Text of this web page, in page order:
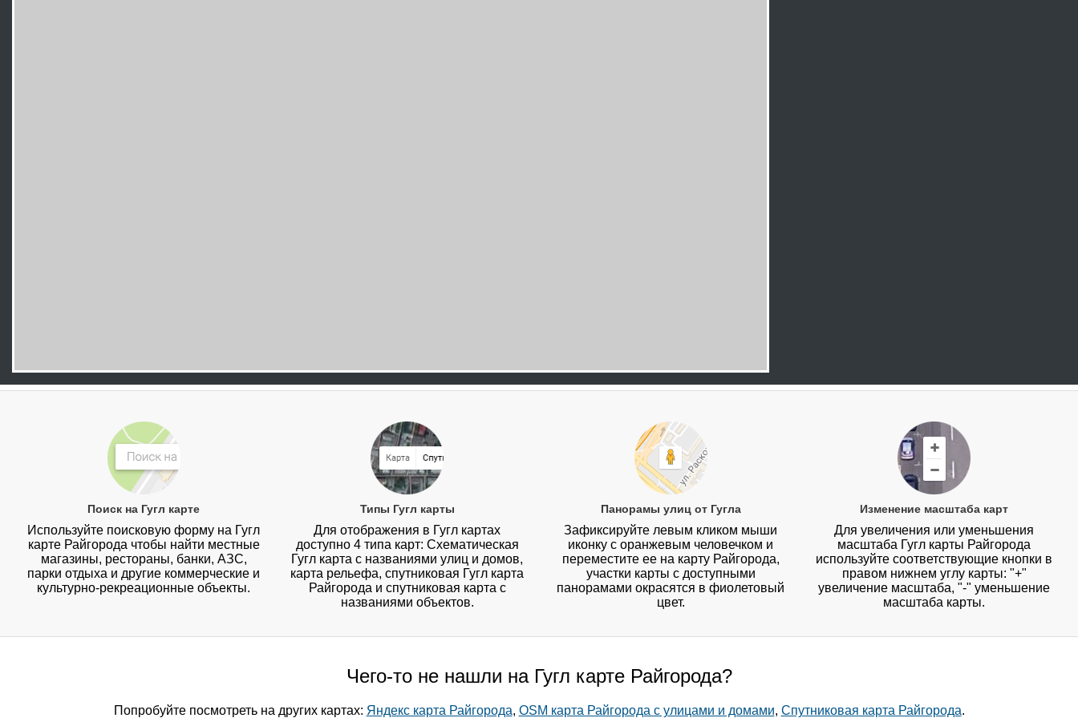
Поиск на Гугл карте
Используйте поисковую форму на Гугл
карте Райгорода чтобы найти местные
магазины, рестораны, банки, АЗС,
парки отдыха и другие коммерческие и
культурно-рекреационные объекты.
Типы Гугл карты
Для отображения в Гугл картах
доступно 4 типа карт: Схематическая
Гугл карта с названиями улиц и домов,
карта рельефа, спутниковая Гугл карта
Райгорода и спутниковая карта с
названиями объектов.
Панорамы улиц от Гугла
Зафиксируйте левым кликом мыши
иконку с оранжевым человечком и
переместите ее на карту Райгорода,
участки карты с доступными
панорамами окрасятся в фиолетовый
цвет.
Изменение масштаба карт
Для увеличения или уменьшения
масштаба Гугл карты Райгорода
используйте соответствующие кнопки в
правом нижнем углу карты: "+"
увеличение масштаба, "-" уменьшение
масштаба карты.
Чего-то не нашли на Гугл карте Райгорода?
Попробуйте посмотреть на других картах: Яндекс карта Райгорода, OSM карта Райгорода с улицами и домами, Спутниковая карта Райгорода.